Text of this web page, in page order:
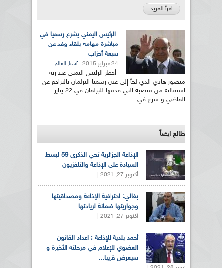
اقرأ المزيد
الرئيس اليمني يشرع رسميا في
مباشرة مهامه بلقاء وفد عن
سبعة أحزاب
24 فبراير 2015 آسيا, العالم
أخطر الرئيس اليمني عبد ربه
منصور هادي الذي لجأ إلى عدن رسميا البرلمان بالتراجع عن
استقالته من منصبه التي قدمها للبرلمان في 22 يناير
الماضي و شرع في...
طالع ايضاً
الإذاعة الجزائرية تحي الذكرى 59 لبسط
السيادة على الإذاعة والتلفزيون
أكتوبر 27, 2021 |
بغالي: احترافية الإذاعة ومصداقيتها
وجواريتها ضمانة لريادتها
أكتوبر 27, 2021 |
أحمد بلدية للإذاعة : اعداد القانون
العضوي للإعلام في مرحلته الأخيرة و
سيعرض قريبا...